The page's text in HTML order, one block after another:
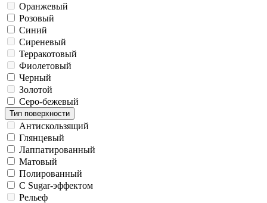
Оранжевый
Розовый
Синий
Сиреневый
Терракотовый
Фиолетовый
Черный
Золотой
Серо-бежевый
Тип поверхности
Антискользящий
Глянцевый
Лаппатированный
Матовый
Полированный
С Sugar-эффектом
Рельеф